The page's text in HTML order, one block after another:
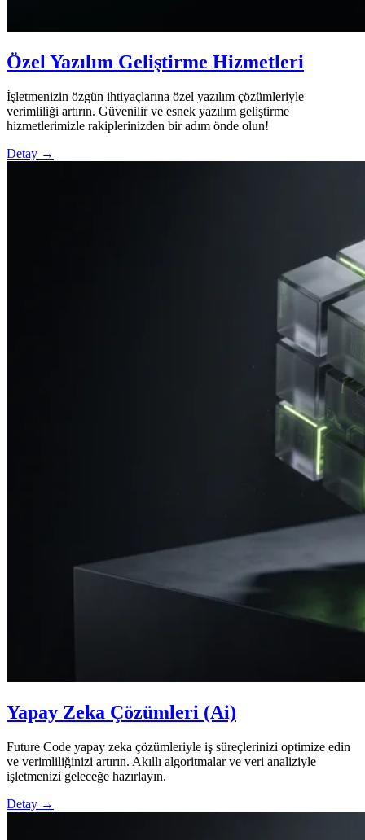
Özel Yazılım Geliştirme Hizmetleri
İşletmenizin özgün ihtiyaçlarına özel yazılım çözümleriyle
verimliliği artırın. Güvenilir ve esnek yazılım geliştirme
hizmetlerimizle rakiplerinizden bir adım önde olun!
Detay →
Yapay Zeka Çözümleri (Ai)
Future Code yapay zeka çözümleriyle iş süreçlerinizi optimize edin
ve verimliliğinizi artırın. Akıllı algoritmalar ve veri analiziyle
işletmenizi geleceğe hazırlayın.
Detay →